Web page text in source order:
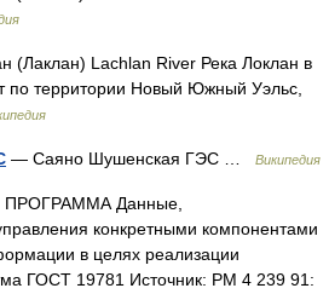
(Лаклан) Lachlan River Река Локлан в
по территории Новый Южный Уэльс,
— Саяно Шушенская ГЭС … Википедия
ПРОГРАММА Данные,
конкретными компонентами
в целях реализации
ГОСТ 19781 Источник: РМ 4 239 91: